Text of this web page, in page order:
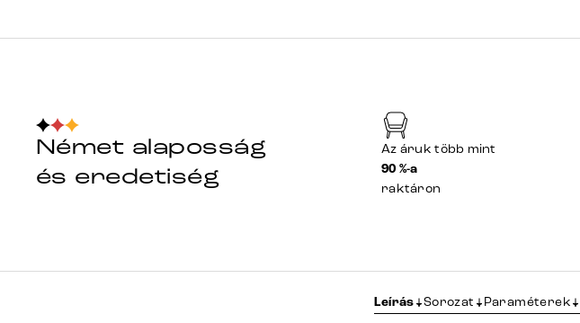
Német alaposság
és eredetiség
Az áruk több mint
90 %-a
raktáron
Leírás Sorozat Paraméterek